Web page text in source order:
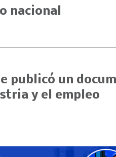
nacional
publicó un
y el empleo